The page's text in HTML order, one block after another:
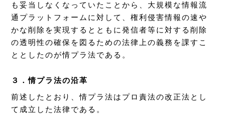
も妥当しなくなっていたことから、大規模な情報流
通プラットフォームに対して、権利侵害情報の速や
かな削除を実現するとともに発信者等に対する削除
の透明性の確保を図るための法律上の義務を課すこ
ととしたのが情プラ法である。
３．情プラ法の沿革
前述したとおり、情プラ法はプロ責法の改正法とし
て成立した法律である。